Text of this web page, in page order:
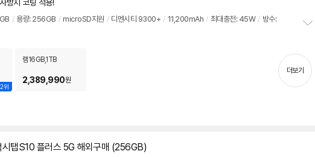
방지 코팅 적용!
/ 용량: 256GB / microSD지원 / 디멘시티 9300+ / 11,200mAh / 최대충전: 45W / 방수:
치
기
2위
램16GB,1TB
2,389,990원
더보기
시탭S10 플러스 5G 해외구매 (256GB)